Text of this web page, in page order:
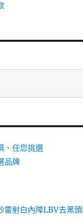
、任您挑選
品牌
雷射白內障LBV去黑